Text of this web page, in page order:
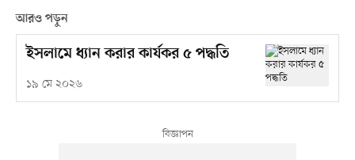
আরও পড়ুন
ইসলামে ধ্যান করার কার্যকর ৫ পদ্ধতি
১৯ মে ২০২৬